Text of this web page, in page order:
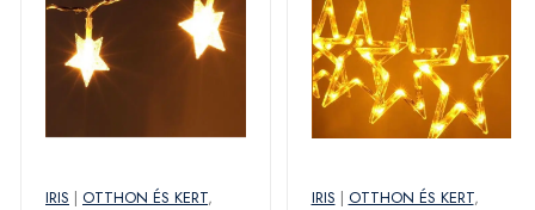
IRIS | OTTHON ÉS KERT,
IRIS | OTTHON ÉS KERT,